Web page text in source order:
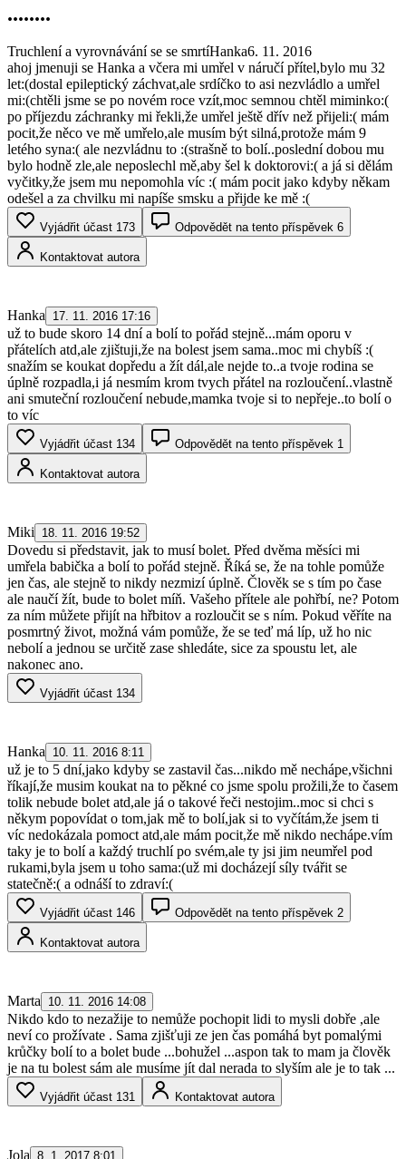
........
Truchlení a vyrovnávání se se smrtíHanka6. 11. 2016
ahoj jmenuji se Hanka a včera mi umřel v náručí přítel,bylo mu 32
let:(dostal epileptický záchvat,ale srdíčko to asi nezvládlo a umřel
mi:(chtěli jsme se po novém roce vzít,moc semnou chtěl miminko:(
po příjezdu záchranky mi řekli,že umřel ještě dřív než přijeli:( mám
pocit,že něco ve mě umřelo,ale musím být silná,protože mám 9
letého syna:( ale nezvládnu to :(strašně to bolí..poslední dobou mu
bylo hodně zle,ale neposlechl mě,aby šel k doktorovi:( a já si dělám
vyčitky,že jsem mu nepomohla víc :( mám pocit jako kdyby někam
odešel a za chvilku mi napíše smsku a přijde ke mě :(
Vyjádřit účast 173 Odpovědět na tento příspěvek 6
Kontaktovat autora
Hanka 17. 11. 2016 17:16
už to bude skoro 14 dní a bolí to pořád stejně...mám oporu v
přátelích atd,ale zjištuji,že na bolest jsem sama..moc mi chybíš :(
snažím se koukat dopředu a žít dál,ale nejde to..a tvoje rodina se
úplně rozpadla,i já nesmím krom tvych přátel na rozloučení..vlastně
ani smuteční rozloučení nebude,mamka tvoje si to nepřeje..to bolí o
to víc
Vyjádřit účast 134 Odpovědět na tento příspěvek 1
Kontaktovat autora
Miki 18. 11. 2016 19:52
Dovedu si představit, jak to musí bolet. Před dvěma měsíci mi
umřela babička a bolí to pořád stejně. Říká se, že na tohle pomůže
jen čas, ale stejně to nikdy nezmizí úplně. Člověk se s tím po čase
ale naučí žít, bude to bolet míň. Vašeho přítele ale pohřbí, ne? Potom
za ním můžete přijít na hřbitov a rozloučit se s ním. Pokud věříte na
posmrtný život, možná vám pomůže, že se teď má líp, už ho nic
nebolí a jednou se určitě zase shledáte, sice za spoustu let, ale
nakonec ano.
Vyjádřit účast 134
Hanka 10. 11. 2016 8:11
už je to 5 dní,jako kdyby se zastavil čas...nikdo mě nechápe,všichni
říkají,že musim koukat na to pěkné co jsme spolu prožili,že to časem
tolik nebude bolet atd,ale já o takové řeči nestojim..moc si chci s
někym popovídat o tom,jak mě to bolí,jak si to vyčítám,že jsem ti
víc nedokázala pomoct atd,ale mám pocit,že mě nikdo nechápe.vím
taky je to bolí a každý truchlí po svém,ale ty jsi jim neumřel pod
rukami,byla jsem u toho sama:(už mi docházejí síly tvářit se
statečně:( a odnáší to zdraví:(
Vyjádřit účast 146 Odpovědět na tento příspěvek 2
Kontaktovat autora
Marta 10. 11. 2016 14:08
Nikdo kdo to nezažije to nemůže pochopit lidi to mysli dobře ,ale
neví co prožívate . Sama zjišťuji ze jen čas pomáhá byt pomalými
krůčky bolí to a bolet bude ...bohužel ...aspon tak to mam ja člověk
je na tu bolest sám ale musíme jít dal nerada to slyším ale je to tak ...
Vyjádřit účast 131 Kontaktovat autora
Jola 8. 1. 2017 8:01